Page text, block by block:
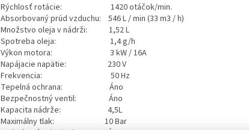
Rýchlosť rotácie: 1420 otáčok/min.
Absorbovaný prúd vzduchu: 546 L / min (33 m3 / h)
Množstvo oleja v nádrži: 1,52 L
Spotreba oleja: 1,4 g/h
Výkon motora: 3 kW / 16A
Napájacie napätie: 230 V
Frekvencia: 50 Hz
Tepelná ochrana: Áno
Bezpečnostný ventil: Áno
Kapacita nádrže: 4,5L
Maximálny tlak: 10 Bar